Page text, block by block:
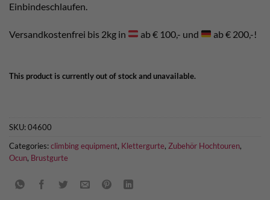
Einbindeschlaufen.
Versandkostenfrei bis 2kg in ab € 100,- und ab € 200,-!
This product is currently out of stock and unavailable.
SKU:04600
Categories:climbing equipment, Klettergurte, Zubehör Hochtouren,
Ocun, Brustgurte